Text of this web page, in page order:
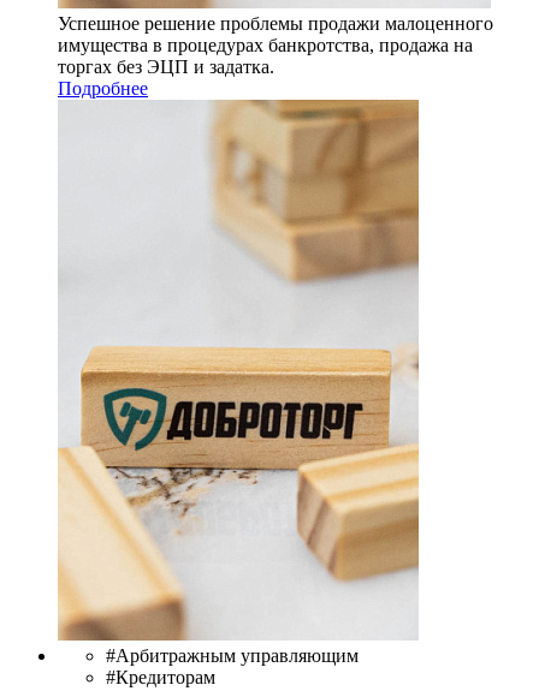
Успешное решение проблемы продажи малоценного
имущества в процедурах банкротства, продажа на
торгах без ЭЦП и задатка.
Подробнее
#Арбитражным управляющим
#Кредиторам